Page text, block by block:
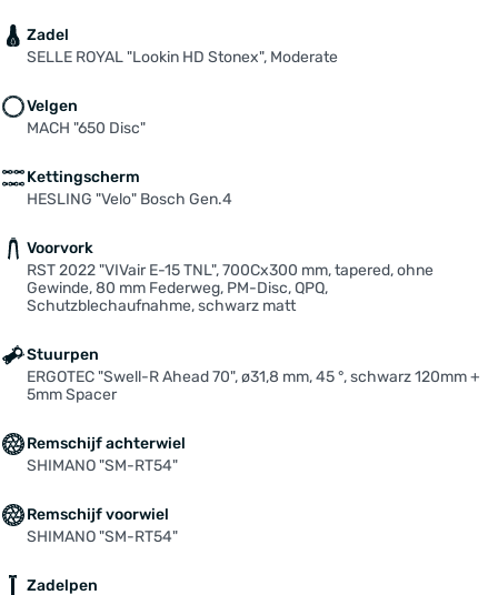
Zadel
SELLE ROYAL "Lookin HD Stonex", Moderate
Velgen
MACH "650 Disc"
Kettingscherm
HESLING "Velo" Bosch Gen.4
Voorvork
RST 2022 "VIVair E-15 TNL", 700Cx300 mm, tapered, ohne
Gewinde, 80 mm Federweg, PM-Disc, QPQ,
Schutzblechaufnahme, schwarz matt
Stuurpen
ERGOTEC "Swell-R Ahead 70", ø31,8 mm, 45 °, schwarz 120mm +
5mm Spacer
Remschijf achterwiel
SHIMANO "SM-RT54"
Remschijf voorwiel
SHIMANO "SM-RT54"
Zadelpen